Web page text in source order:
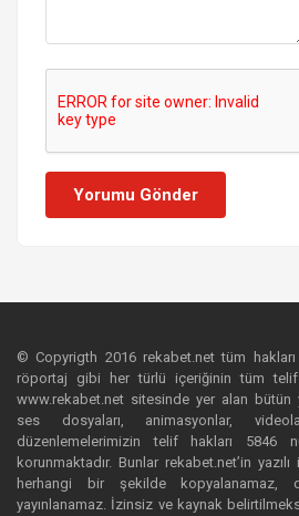
Yorumu Gönder
© Copyrigth 2016 rekabet.net tüm hakları
röportaj gibi her türlü içeriğinin tüm telif
www.rekabet.net sitesinde yer alan bütün
ses dosyaları, animasyonlar,
düzenlemelerimizin telif hakları 5846
korunmaktadır. Bunlar rekabet.net’in
herhangi bir şekilde kopyalanamaz,
yayınlanamaz. İzinsiz ve kaynak